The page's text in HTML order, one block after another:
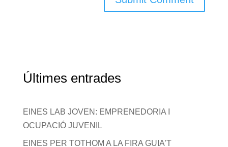
Últimes entrades
EINES LAB JOVEN: EMPRENEDORIA I
OCUPACIÓ JUVENIL
EINES PER TOTHOM A LA FIRA GUIA’T